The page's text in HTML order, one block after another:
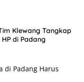
Klewang Tangkap
di Padang